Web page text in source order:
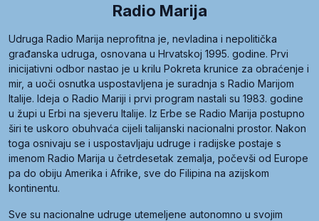
Radio Marija
Udruga Radio Marija neprofitna je, nevladina i nepolitička
građanska udruga, osnovana u Hrvatskoj 1995. godine. Prvi
inicijativni odbor nastao je u krilu Pokreta krunice za obraćenje i
mir, a uoči osnutka uspostavljena je suradnja s Radio Marijom
Italije. Ideja o Radio Mariji i prvi program nastali su 1983. godine
u župi u Erbi na sjeveru Italije. Iz Erbe se Radio Marija postupno
širi te uskoro obuhvaća cijeli talijanski nacionalni prostor. Nakon
toga osnivaju se i uspostavljaju udruge i radijske postaje s
imenom Radio Marija u četrdesetak zemalja, počevši od Europe
pa do obiju Amerika i Afrike, sve do Filipina na azijskom
kontinentu.
Sve su nacionalne udruge utemeljene autonomno u svojim